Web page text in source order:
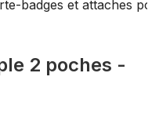
badges et attaches
2 poches -